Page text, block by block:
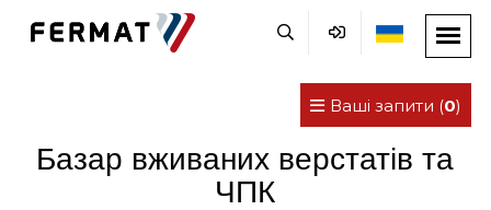
Ваші запити (0)
Базар вживаних верстатів та
ЧПК